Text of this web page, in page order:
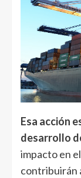
Esa acción
desarrollo
impacto en
contribuirán